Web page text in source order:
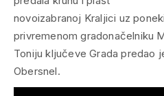
novoizabranoj Kraljici uz
privremenom gradonačelniku
Toniju ključeve Grada predao
Obersnel.